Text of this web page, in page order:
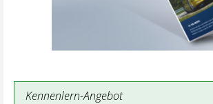
Kennenlern-Angebot